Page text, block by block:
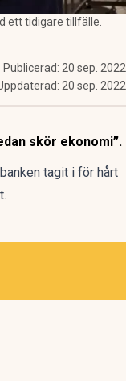
ett tidigare tillfälle.
Publicerad: 20 sep. 2022
20 sep. 2022
skör ekonomi”.
tagit i för hårt